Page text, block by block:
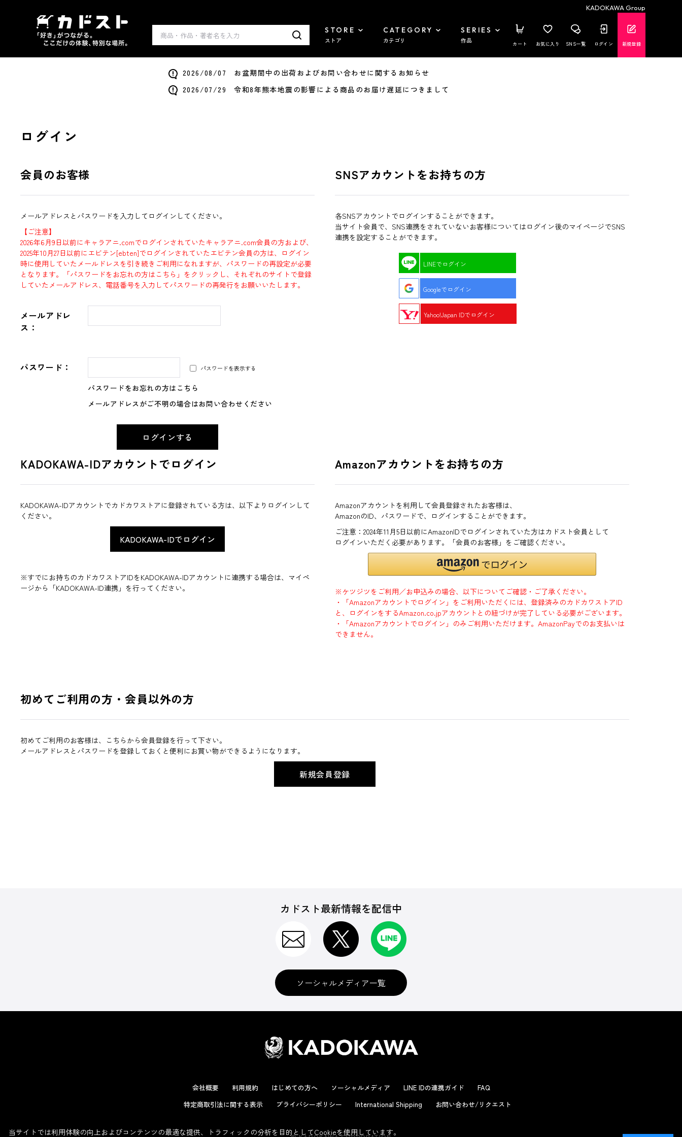
KADOKAWA Group
STORE
ストア
CATEGORY
カテゴリ
SERIES
作品 カート お気に入り SNS一覧 ログイン 新規登録
2026/08/07 お盆期間中の出荷およびお問い合わせに関するお知らせ
2026/07/29 令和8年熊本地震の影響による商品のお届け遅延につきまして
ログイン
会員のお客様
メールアドレスとパスワードを入力してログインしてください。
【ご注意】
2026年6月9日以前にキャラアニ.comでログインされていたキャラアニ.com会員の方および、
2025年10月27日以前にエビテン[ebten]でログインされていたエビテン会員の方は、ログイン
時に使用していたメールドレスを引き続きご利用になれますが、パスワードの再設定が必要
となります。「パスワードをお忘れの方はこちら」をクリックし、それぞれのサイトで登録
していたメールアドレス、電話番号を入力してパスワードの再発行をお願いいたします。
メールアドレ
ス：
パスワード： パスワードを表示する
パスワードをお忘れの方はこちら
メールアドレスがご不明の場合はお問い合わせください
KADOKAWA-IDアカウントでログイン
KADOKAWA-IDアカウントでカドカワストアに登録されている方は、以下よりログインして
ください。
※すでにお持ちのカドカワストアIDをKADOKAWA-IDアカウントに連携する場合は、マイペ
ージから「KADOKAWA-ID連携」を行ってください。
SNSアカウントをお持ちの方
各SNSアカウントでログインすることができます。
当サイト会員で、SNS連携をされていないお客様についてはログイン後のマイページでSNS
連携を設定することができます。
LINEでログイン
Googleでログイン
Yahoo!Japan IDでログイン
Amazonアカウントをお持ちの方
Amazonアカウントを利用して会員登録されたお客様は、
AmazonのID、パスワードで、ログインすることができます。
ご注意：2024年11月5日以前にAmazonIDでログインされていた方はカドスト会員として
ログインいただく必要があります。「会員のお客様」をご確認ください。
※ケツジツをご利用／お申込みの場合、以下についてご確認・ご了承ください。
・「Amazonアカウントでログイン」をご利用いただくには、登録済みのカドカワストアID
と、ログインをするAmazon.co.jpアカウントとの紐づけが完了している必要がございます。
・「Amazonアカウントでログイン」のみご利用いただけます。AmazonPayでのお支払いは
できません。
初めてご利用の方・会員以外の方
初めてご利用のお客様は、こちらから会員登録を行って下さい。
メールアドレスとパスワードを登録しておくと便利にお買い物ができるようになります。
カドスト最新情報を配信中
ソーシャルメディア一覧
会社概要 利用規約 はじめての方へ ソーシャルメディア LINE IDの連携ガイド
FAQ
特定商取引法に関する表示
プライバシーポリシー International Shipping お問い合わせ/リクエスト
当サイトでは利用体験の向上およびコンテンツの最適な提供、トラフィックの分析を目的としてCookieを使用しています。